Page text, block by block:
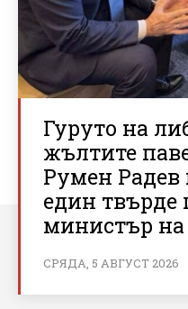
Гуруто на
жълтите
Румен Радев
един твърде
министър на
СРЯДА, 5 АВГУСТ 2026